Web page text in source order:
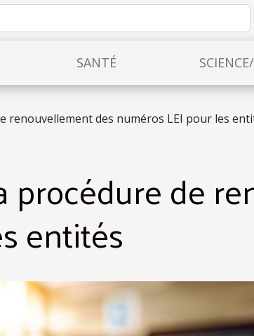
SANTÉ
renouvellement des numéros LEI pour les
procédure de
entités